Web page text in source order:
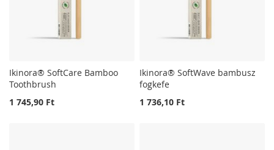
Ikinora® SoftCare Bamboo
Toothbrush
1 745,90 Ft
Ikinora® SoftWave bambusz
fogkefe
1 736,10 Ft